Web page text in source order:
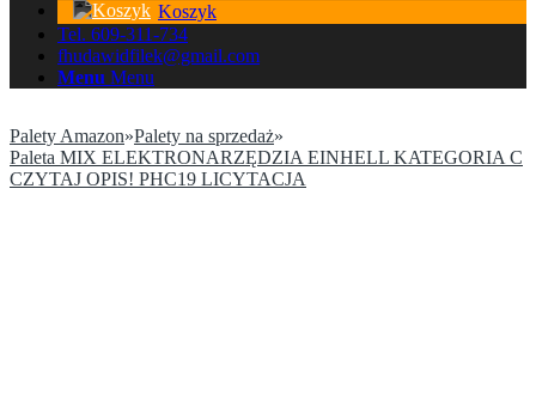
Koszyk
Tel. 609-311-734
fhudawidfilek@gmail.com
Menu Menu
Palety Amazon»Palety na sprzedaż»
Paleta MIX ELEKTRONARZĘDZIA EINHELL KATEGORIA C
CZYTAJ OPIS! PHC19 LICYTACJA